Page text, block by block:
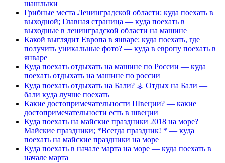
шашлыки
Грибные места Ленинградской области: куда поехать в
выходной; Главная страница — куда поехать в
выходные в ленинградской области на машине
Какой выглядит Европа в январе: куда поехать, где
получить уникальные фото? — куда в европу поехать в
январе
Куда поехать отдыхать на машине по России — куда
поехать отдыхать на машине по россии
Куда поехать отдыхать на Бали? ⚶ Отдых на Бали —
бали куда лучше поехать
Какие достопримечательности Швеции? — какие
достопримечательности есть в швеции
Куда поехать на майские праздники 2018 на море?
Майские праздники; *Всегда праздник! * — куда
поехать на майские праздники на море
Куда поехать в начале марта на море — куда поехать в
начале марта